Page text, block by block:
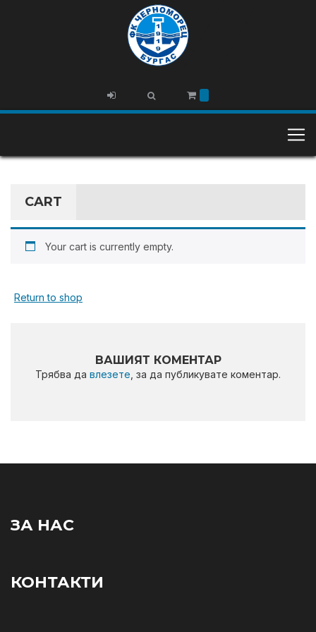
CART
Your cart is currently empty.
Return to shop
ВАШИЯТ КОМЕНТАР
Трябва да влезете , за да публикувате коментар.
ЗА НАС
КОНТАКТИ